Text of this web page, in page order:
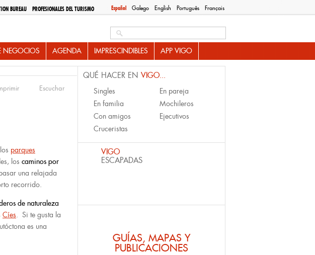
Español Galego English Português Français
BUREAU PROFESIONALES DEL TURISMO
NEGOCIOS AGENDA IMPRESCINDIBLES APP VIGO
Escuchar
parques
los caminos por
una relajada
recorrido.
de naturaleza
Cíes. Si te gusta la
es una
QUÉ HACER EN VIGO...
Singles
En pareja
En familia
Mochileros
Con amigos
Ejecutivos
Cruceristas
VIGO
ESCAPADAS
GUÍAS, MAPAS Y
PUBLICACIONES